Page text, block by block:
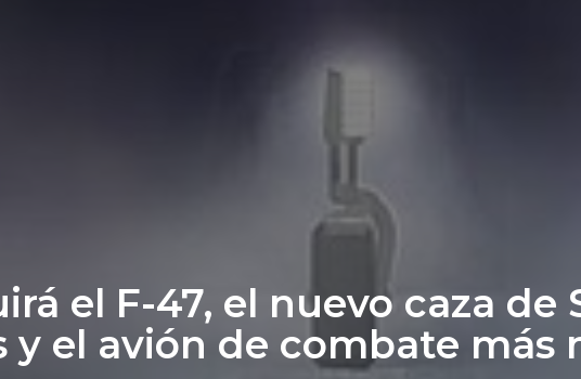
el F-47, el nuevo caza de
y el avión de combate